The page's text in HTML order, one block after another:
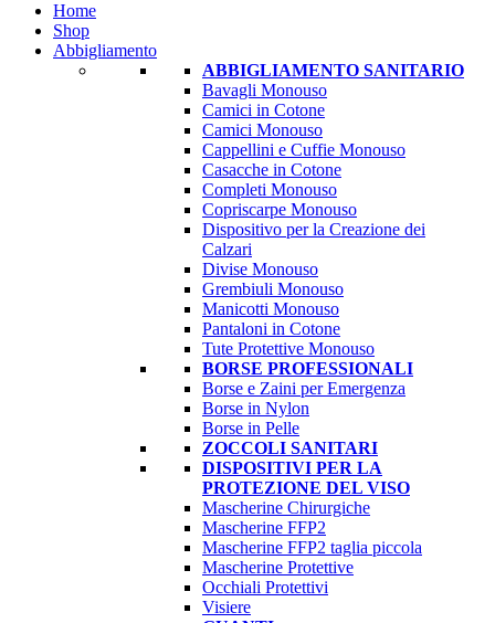
Home
Shop
Abbigliamento
ABBIGLIAMENTO SANITARIO
Bavagli Monouso
Camici in Cotone
Camici Monouso
Cappellini e Cuffie Monouso
Casacche in Cotone
Completi Monouso
Copriscarpe Monouso
Dispositivo per la Creazione dei
Calzari
Divise Monouso
Grembiuli Monouso
Manicotti Monouso
Pantaloni in Cotone
Tute Protettive Monouso
BORSE PROFESSIONALI
Borse e Zaini per Emergenza
Borse in Nylon
Borse in Pelle
ZOCCOLI SANITARI
DISPOSITIVI PER LA
PROTEZIONE DEL VISO
Mascherine Chirurgiche
Mascherine FFP2
Mascherine FFP2 taglia piccola
Mascherine Protettive
Occhiali Protettivi
Visiere